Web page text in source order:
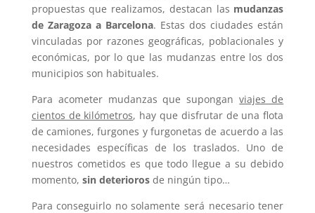
propuestas que realizamos, destacan las mudanzas
de Zaragoza a Barcelona. Estas dos ciudades están
vinculadas por razones geográficas, poblacionales y
económicas, por lo que las mudanzas entre los dos
municipios son habituales.
Para acometer mudanzas que suponganviajes de
cientos de kilómetros, hay que disfrutar de una flota
de camiones, furgones y furgonetas de acuerdo a las
necesidades específicas de los traslados. Uno de
nuestros cometidos es que todo llegue a su debido
momento, sin deteriorosde ningún tipo…
Para conseguirlo no solamente será necesario tener